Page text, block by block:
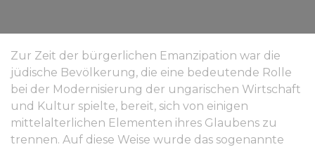
Zur Zeit der bürgerlichen Emanzipation war die
jüdische Bevölkerung, die eine bedeutende Rolle
bei der Modernisierung der ungarischen Wirtschaft
und Kultur spielte, bereit, sich von einigen
mittelalterlichen Elementen ihres Glaubens zu
trennen. Auf diese Weise wurde das sogenannte